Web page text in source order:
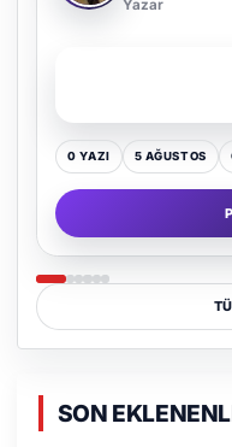
Yazar
0 YAZI 16 TEMMUZ
SON